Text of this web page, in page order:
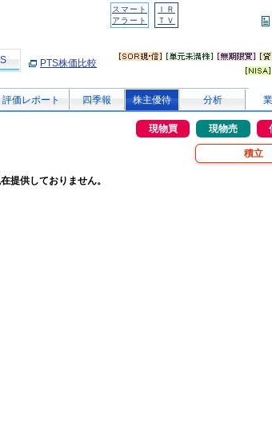
スマート
アラート
ＩＲ
ＴＶ
PTS株価比較
評価レポート 四季報 株主優待 分析
現物買 現物売
積立
提供しておりません。